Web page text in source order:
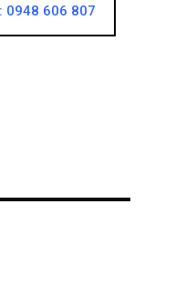
0948 606 807